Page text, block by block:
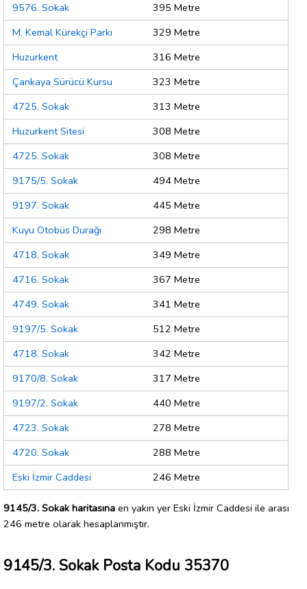
9576. Sokak
395 Metre
M. Kemal Kürekçi Parkı
329 Metre
Huzurkent
316 Metre
Çankaya Sürücü Kursu
323 Metre
4725. Sokak
313 Metre
Huzurkent Sitesi
308 Metre
4725. Sokak
308 Metre
9175/5. Sokak
494 Metre
9197. Sokak
445 Metre
Kuyu Otobüs Durağı
298 Metre
4718. Sokak
349 Metre
4716. Sokak
367 Metre
4749. Sokak
341 Metre
9197/5. Sokak
512 Metre
4718. Sokak
342 Metre
9170/8. Sokak
317 Metre
9197/2. Sokak
440 Metre
4723. Sokak
278 Metre
4720. Sokak
288 Metre
Eski İzmir Caddesi
246 Metre
9145/3. Sokak haritasına en yakın yer Eski İzmir Caddesi ile arası
246 metre olarak hesaplanmıştır.
9145/3. Sokak Posta Kodu 35370